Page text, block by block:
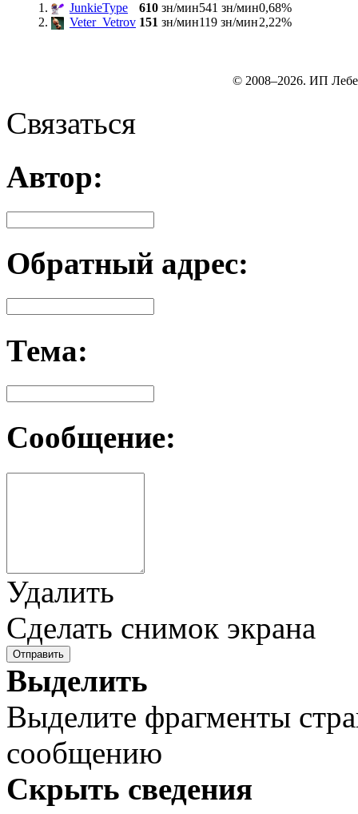
1.
JunkieType 610 зн/мин541 зн/мин0,68%
2.
Veter_Vetrov 151 зн/мин119 зн/мин2,22%
© 2008–2026. ИП
Связаться
Автор:
Обратный адрес:
Тема:
Сообщение:
Удалить
Сделать снимок экрана
Отправить
Выделить
Выделите фрагменты
сообщению
Скрыть сведения